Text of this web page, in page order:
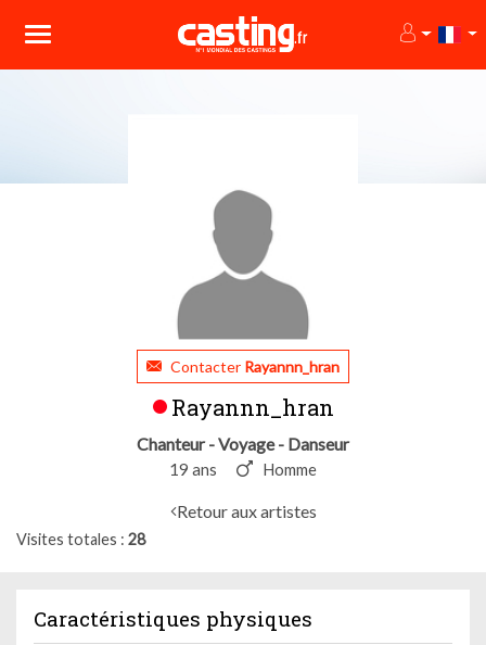
Contacter Rayannn_hran
Rayannn_hran
Chanteur - Voyage - Danseur
19 ans Homme
Retour aux artistes
Visites totales 28
Caractéristiques physiques